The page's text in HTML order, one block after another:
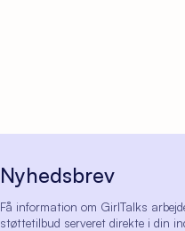
Nyhedsbrev
Få information om GirlTalks
støttetilbud serveret direkte i din